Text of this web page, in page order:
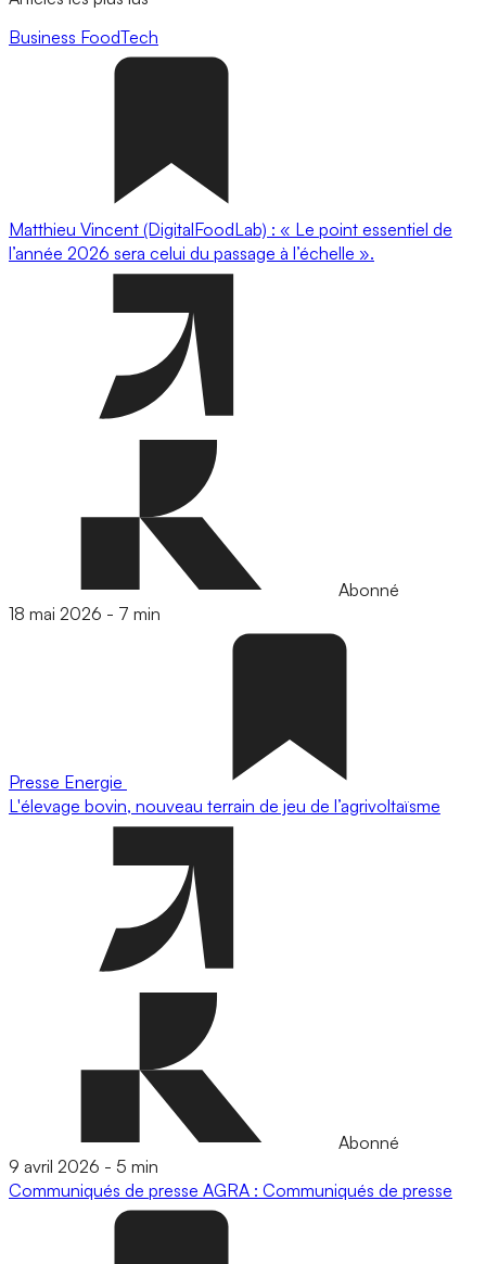
Business FoodTech
Matthieu Vincent (DigitalFoodLab) : « Le point essentiel de
l’année 2026 sera celui du passage à l’échelle ».
Abonné
18 mai 2026 - 7 min
Presse Energie
L'élevage bovin, nouveau terrain de jeu de l’agrivoltaïsme
Abonné
9 avril 2026 - 5 min
Communiqués de presse AGRA : Communiqués de presse